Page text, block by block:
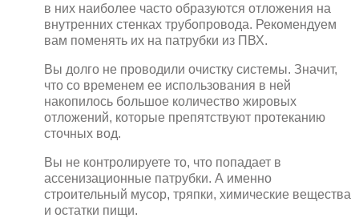
в них наиболее часто образуются отложения на
внутренних стенках трубопровода. Рекомендуем
вам поменять их на патрубки из ПВХ.
Вы долго не проводили очистку системы. Значит,
что со временем ее использования в ней
накопилось большое количество жировых
отложений, которые препятствуют протеканию
сточных вод.
Вы не контролируете то, что попадает в
ассенизационные патрубки. А именно
строительный мусор, тряпки, химические вещества
и остатки пищи.